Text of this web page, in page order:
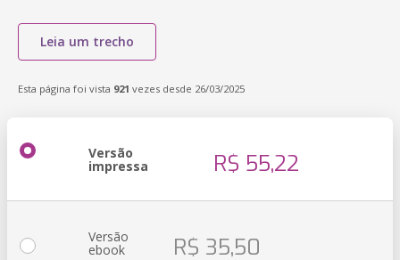
Leia um trecho
Esta página foi vista 921 vezes desde 26/03/2025
Versão
impressa R$ 55,22
Versão
ebook R$ 35,50